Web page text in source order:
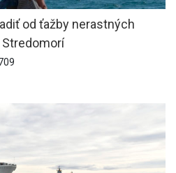
od ťažby nerastných